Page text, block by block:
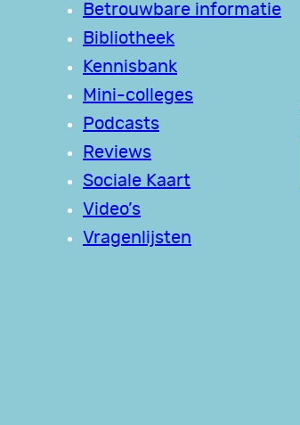
Betrouwbare informatie
Bibliotheek
Kennisbank
Mini-colleges
Podcasts
Reviews
Sociale Kaart
Video’s
Vragenlijsten